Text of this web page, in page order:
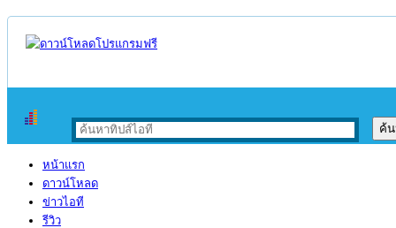
หน้าแรก
ดาวน์โหลด
ข่าวไอที
รีวิว